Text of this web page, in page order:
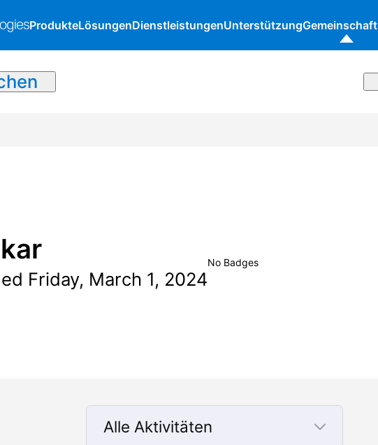
ProdukteLösungenDienstleistungenUnterstützungGemeinschaft
Friday, March 1, 2024
No Badges
Alle Aktivitäten